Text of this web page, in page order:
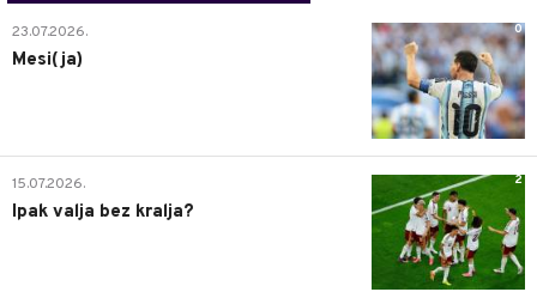
0
23.07.2026.
Mesi(ja)
2
15.07.2026.
Ipak valja bez kralja?